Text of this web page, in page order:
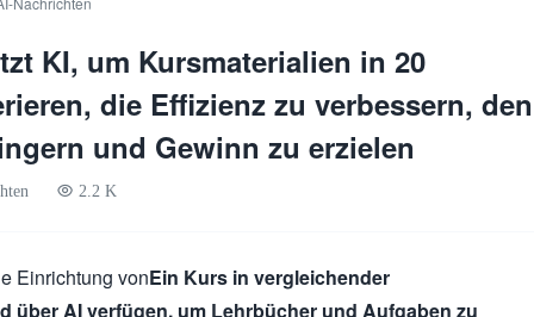
KI, um Kursmaterialien in 20
die Effizienz zu verbessern, den
und Gewinn zu erzielen
2.2 K
Einrichtung vonEin Kurs in vergleichender
über AI verfügen, um Lehrbücher und Aufgaben zu